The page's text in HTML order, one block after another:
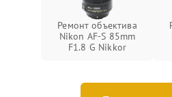
Ремонт объектива
Nikon AF-S 85mm
F1.8 G Nikkor